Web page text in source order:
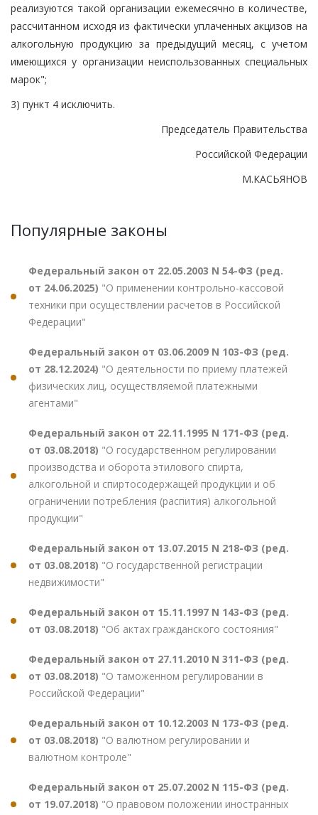
реализуются такой организации ежемесячно в количестве,
рассчитанном исходя из фактически уплаченных акцизов на
алкогольную продукцию за предыдущий месяц, с учетом
имеющихся у организации неиспользованных специальных
марок";
3) пункт 4 исключить.
Председатель Правительства
Российской Федерации
М.КАСЬЯНОВ
Популярные законы
Федеральный закон от 22.05.2003 N 54-ФЗ (ред.
от 24.06.2025) "О применении контрольно-кассовой
техники при осуществлении расчетов в Российской
Федерации"
Федеральный закон от 03.06.2009 N 103-ФЗ (ред.
от 28.12.2024) "О деятельности по приему платежей
физических лиц, осуществляемой платежными
агентами"
Федеральный закон от 22.11.1995 N 171-ФЗ (ред.
от 03.08.2018) "О государственном регулировании
производства и оборота этилового спирта,
алкогольной и спиртосодержащей продукции и об
ограничении потребления (распития) алкогольной
продукции"
Федеральный закон от 13.07.2015 N 218-ФЗ (ред.
от 03.08.2018) "О государственной регистрации
недвижимости"
Федеральный закон от 15.11.1997 N 143-ФЗ (ред.
от 03.08.2018) "Об актах гражданского состояния"
Федеральный закон от 27.11.2010 N 311-ФЗ (ред.
от 03.08.2018) "О таможенном регулировании в
Российской Федерации"
Федеральный закон от 10.12.2003 N 173-ФЗ (ред.
от 03.08.2018) "О валютном регулировании и
валютном контроле"
Федеральный закон от 25.07.2002 N 115-ФЗ (ред.
от 19.07.2018) "О правовом положении иностранных